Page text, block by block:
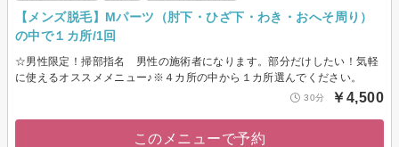
【メンズ脱毛】Mパーツ（肘下・ひざ下・わき・おへそ周り）
の中で１カ所/1回
☆男性限定！掃部指名 男性の施術者になります。部分だけしたい！気軽
に使えるオススメメニュー♪※４カ所の中から１カ所選んでください。
30分 ￥4,500
このメニューで予約